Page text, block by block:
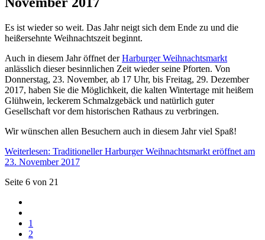
Es ist wieder so weit. Das Jahr neigt sich dem Ende zu und die
heißersehnte Weihnachtszeit beginnt.
Auch in diesem Jahr öffnet derHarburger Weihnachtsmarkt
anlässlich dieser besinnlichen Zeit wieder seine Pforten. Von
Donnerstag, 23. November, ab 17 Uhr, bis Freitag, 29. Dezember
2017, haben Sie die Möglichkeit, die kalten Wintertage mit heißem
Glühwein, leckerem Schmalzgebäck und natürlich guter
Gesellschaft vor dem historischen Rathaus zu verbringen.
Wir wünschen allen Besuchern auch in diesem Jahr viel Spaß!
Weiterlesen: Traditioneller Harburger Weihnachtsmarkt eröffnet am
23. November 2017
Seite 6 von 21
1
2